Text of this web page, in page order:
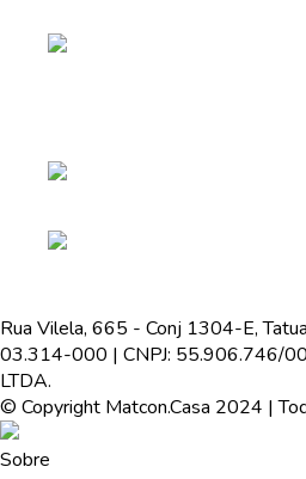
Rua Vilela, 665 - Conj 1304-E,
03.314-000 | CNPJ: 55.906.746/
LTDA.
© Copyright Matcon.Casa 2024 |
Sobre